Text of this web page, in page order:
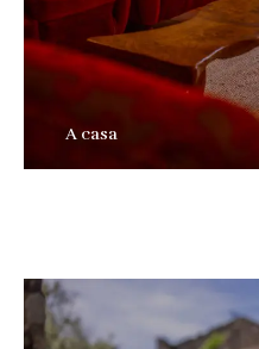
A casa